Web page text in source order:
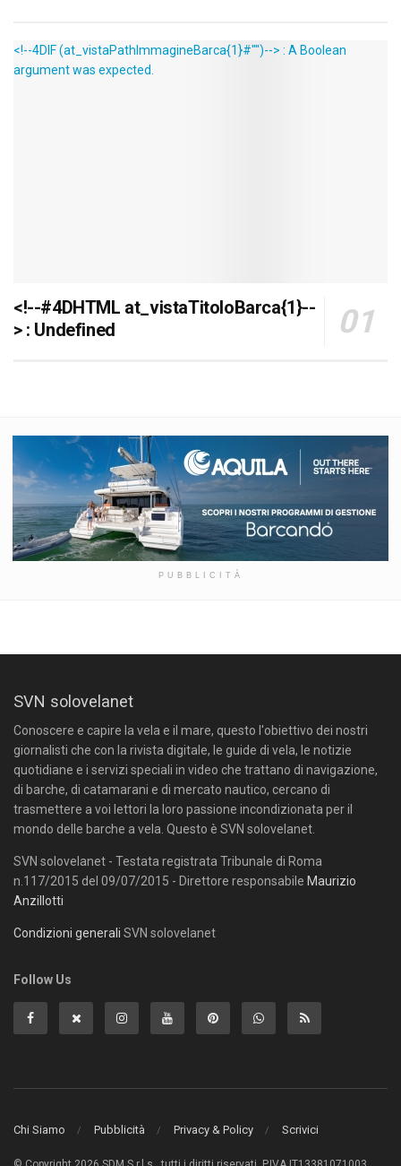
<!--4DIF (at_vistaPathImmagineBarca{1}#"")--> : A Boolean
argument was expected.
<!--#4DHTML at_vistaTitoloBarca{1}--
> : Undefined
PUBBLICITÀ
SVN solovelanet
Conoscere e capire la vela e il mare, questo l'obiettivo dei nostri
giornalisti che con la rivista digitale, le guide di vela, le notizie
quotidiane e i servizi speciali in video che trattano di navigazione,
di barche, di catamarani e di mercato nautico, cercano di
trasmettere a voi lettori la loro passione incondizionata per il
mondo delle barche a vela. Questo è SVN solovelanet.
SVN solovelanet - Testata registrata Tribunale di Roma
n.117/2015 del 09/07/2015 - Direttore responsabile Maurizio
Anzillotti
Condizioni generali SVN solovelanet
Follow Us
Chi Siamo Pubblicità Privacy & Policy Scrivici